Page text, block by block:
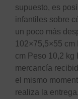
supuesto, es
infantiles sobre
un poco más
102×75,5×55
cm Peso 10,2
mercancía
el mismo
realiza la